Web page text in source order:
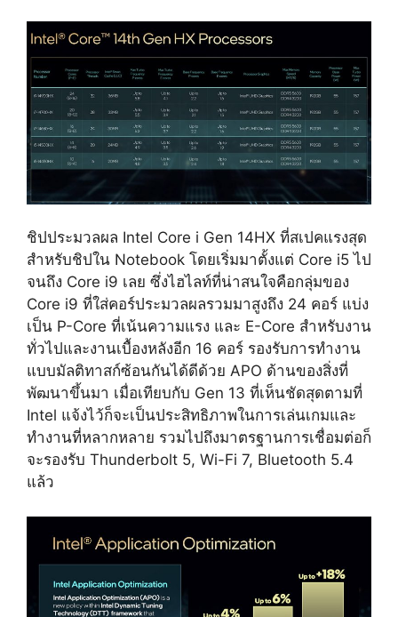
ชิปประมวลผล Intel Core i Gen 14HX ที่สเปคแรงสุด
สำหรับชิปใน Notebook โดยเริ่มมาตั้งแต่ Core i5 ไป
จนถึง Core i9 เลย ซึ่งไฮไลท์ที่น่าสนใจคือกลุ่มของ
Core i9 ที่ใส่คอร์ประมวลผลรวมมาสูงถึง 24 คอร์ แบ่ง
เป็น P-Core ที่เน้นความแรง และ E-Core สำหรับงาน
ทั่วไปและงานเบื้องหลังอีก 16 คอร์ รองรับการทำงาน
แบบมัลติทาสก์ซ้อนกันได้ดีด้วย APO ด้านของสิ่งที่
พัฒนาขึ้นมา เมื่อเทียบกับ Gen 13 ที่เห็นชัดสุดตามที่
Intel แจ้งไว้ก็จะเป็นประสิทธิภาพในการเล่นเกมและ
ทำงานที่หลากหลาย รวมไปถึงมาตรฐานการเชื่อมต่อก็
จะรองรับ Thunderbolt 5, Wi-Fi 7, Bluetooth 5.4
แล้ว